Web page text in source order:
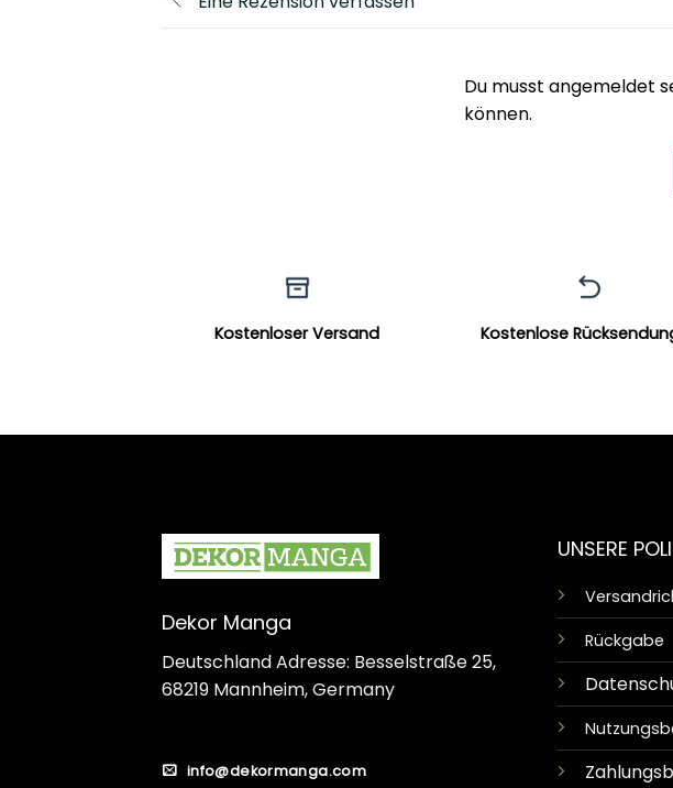
Du musst angemeldet
können.
Kostenloser Versand Kostenlose
Dekor Manga
Deutschland Adresse: Besselstraße 25,
68219 Mannheim, Germany
info@dekormanga.com
UNSERE
Rückgabe